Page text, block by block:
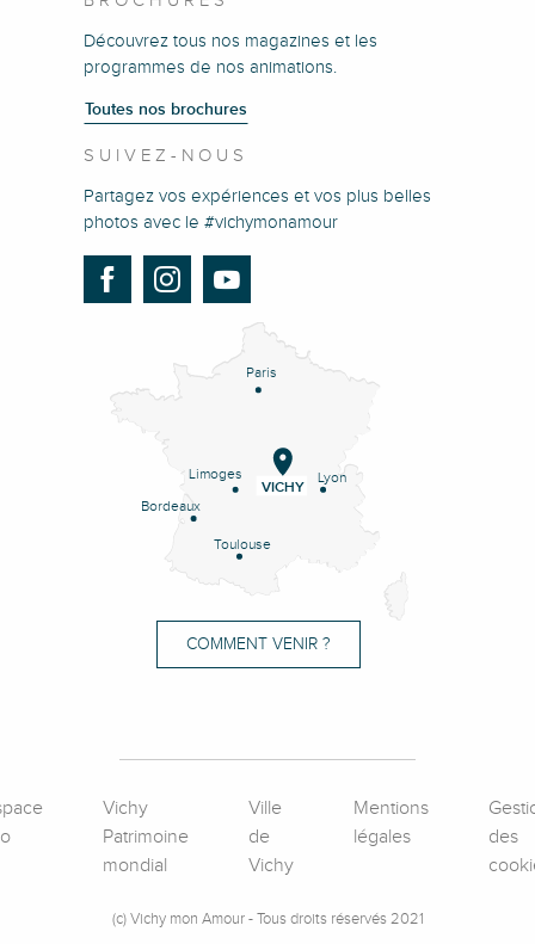
Découvrez tous nos magazines et les
programmes de nos animations.
Toutes nos brochures
SUIVEZ-NOUS
Partagez vos expériences et vos plus belles
photos avec le #vichymonamour
Paris
Lyon
Limoges
Bordeaux
Toulouse
VICHY
COMMENT VENIR ?
Vichy
Patrimoine
mondial
Ville
de
Vichy
Mentions
légales
des
(c) Vichy mon Amour - Tous droits réservés 2021